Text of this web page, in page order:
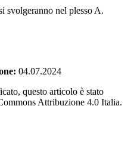
svolgeranno nel plesso A.
04.07.2024
questo articolo è stato
Attribuzione 4.0 Italia.